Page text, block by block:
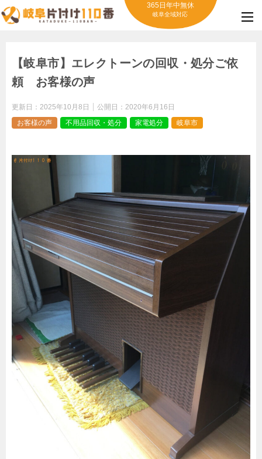
365日年中無休
岐阜全域対応
【岐阜市】エレクトーンの回収・処分ご依
頼 お客様の声
更新日： 2025年10月8日 公開日： 2020年6月16日
お客様の声
不用品回収・処分 家電処分 岐阜市